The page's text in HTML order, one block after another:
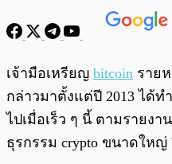
พร้อมเล่น
เจ้ามือเหรียญ bitcoin ราย
กล่าวมาตั้งแต่ปี 2013 ได้ท
ไปเมื่อเร็ว ๆ นี้ ตามรายง
ธุรกรรม crypto ขนาดใหญ่